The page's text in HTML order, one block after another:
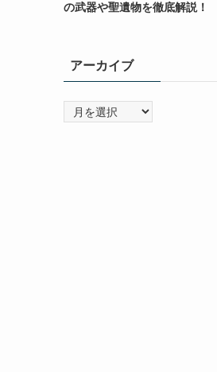
の武器や聖遺物を徹底解説！
アーカイブ
ー